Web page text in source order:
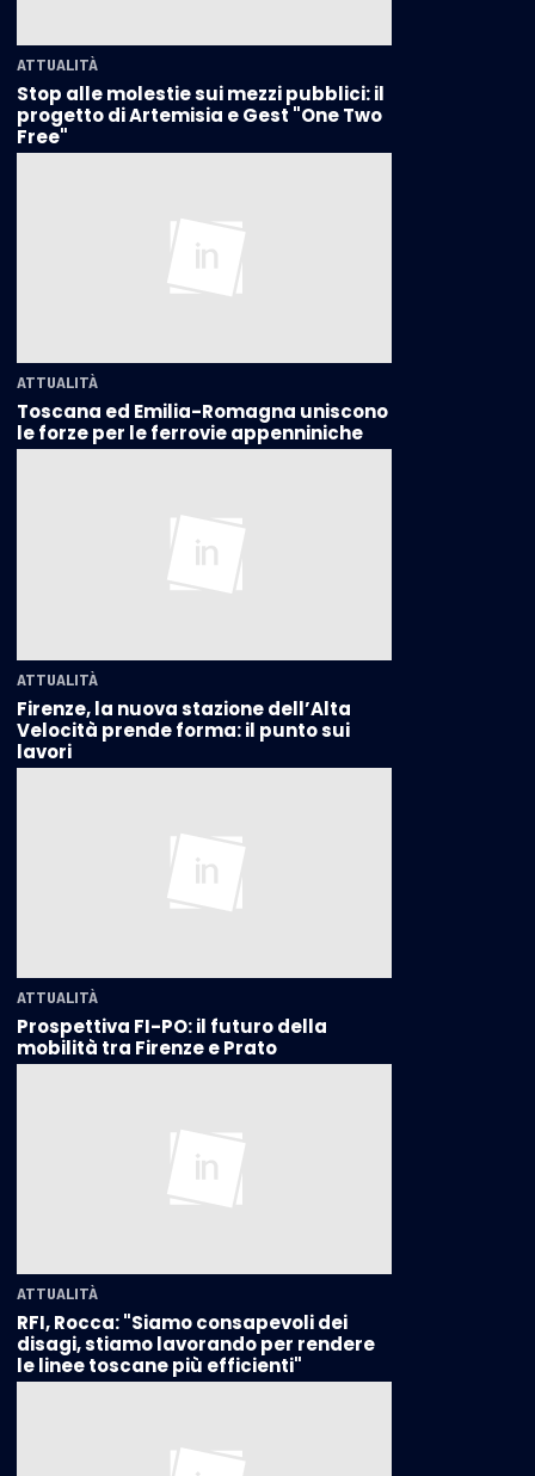
ATTUALITÀ
Stop alle molestie sui mezzi pubblici: il
progetto di Artemisia e Gest "One Two
Free"
ATTUALITÀ
Toscana ed Emilia-Romagna uniscono
le forze per le ferrovie appenniniche
ATTUALITÀ
Firenze, la nuova stazione dell’Alta
Velocità prende forma: il punto sui
lavori
ATTUALITÀ
Prospettiva FI-PO: il futuro della
mobilità tra Firenze e Prato
ATTUALITÀ
RFI, Rocca: "Siamo consapevoli dei
disagi, stiamo lavorando per rendere
le linee toscane più efficienti"